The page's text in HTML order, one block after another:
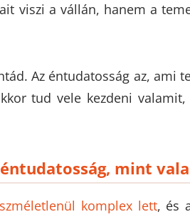
viszi a vállán, hanem a
Az éntudatosság az, ami
tud vele kezdeni valamit,
mint
komplex lett, és